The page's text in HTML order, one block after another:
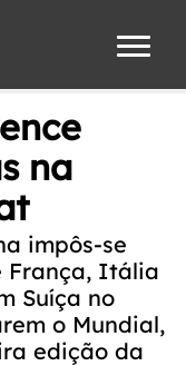
na
impôs-se
França, Itália
Suíça no
o Mundial,
edição da